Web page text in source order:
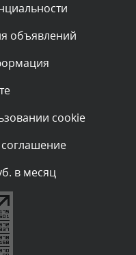
после проверки
объявлений
cookie
в месяц